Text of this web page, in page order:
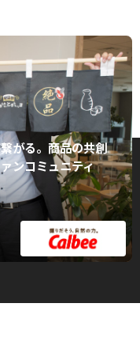
がる。商品の共創
ンコミュニティ